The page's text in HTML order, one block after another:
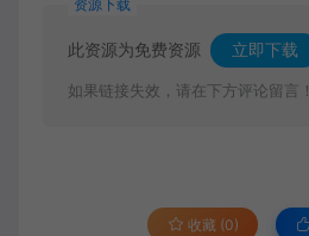
资源下载
此资源为免费资源 立即下载
如果链接失效，请在下方评论留言！
收藏 (0)